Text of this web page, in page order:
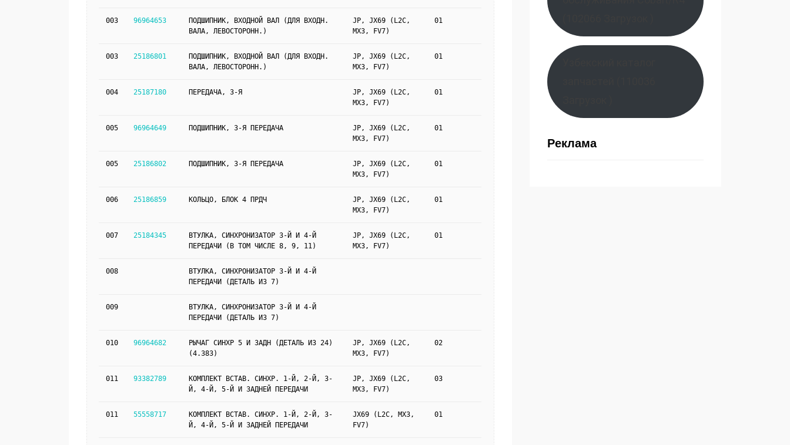
003 96964653
ПОДШИПНИК, ВХОДНОЙ ВАЛ (ДЛЯ ВХОДН.
ВАЛА, ЛЕВОСТОРОНН.)
JP, JX69 (L2C,
MX3, FV7)
01
003 25186801
ПОДШИПНИК, ВХОДНОЙ ВАЛ (ДЛЯ ВХОДН.
ВАЛА, ЛЕВОСТОРОНН.)
JP, JX69 (L2C,
MX3, FV7)
01
004 25187180 ПЕРЕДАЧА, 3-Я
JP, JX69 (L2C,
MX3, FV7)
01
005 96964649 ПОДШИПНИК, 3-Я ПЕРЕДАЧА
JP, JX69 (L2C,
MX3, FV7)
01
005 25186802 ПОДШИПНИК, 3-Я ПЕРЕДАЧА
JP, JX69 (L2C,
MX3, FV7)
01
006 25186859 КОЛЬЦО, БЛОК 4 ПРДЧ
JP, JX69 (L2C,
MX3, FV7)
01
007 25184345
ВТУЛКА, СИНХРОНИЗАТОР 3-Й И 4-Й
ПЕРЕДАЧИ (В ТОМ ЧИСЛЕ 8, 9, 11)
JP, JX69 (L2C,
MX3, FV7)
01
008
ВТУЛКА, СИНХРОНИЗАТОР 3-Й И 4-Й
ПЕРЕДАЧИ (ДЕТАЛЬ ИЗ 7)
009
ВТУЛКА, СИНХРОНИЗАТОР 3-Й И 4-Й
ПЕРЕДАЧИ (ДЕТАЛЬ ИЗ 7)
010 96964682
РЫЧАГ СИНХР 5 И ЗАДН (ДЕТАЛЬ ИЗ 24)
(4.383)
JP, JX69 (L2C,
MX3, FV7)
02
011 93382789
КОМПЛЕКТ ВСТАВ. СИНХР. 1-Й, 2-Й, 3-
Й, 4-Й, 5-Й И ЗАДНЕЙ ПЕРЕДАЧИ
JP, JX69 (L2C,
MX3, FV7)
03
011 55558717
КОМПЛЕКТ ВСТАВ. СИНХР. 1-Й, 2-Й, 3-
Й, 4-Й, 5-Й И ЗАДНЕЙ ПЕРЕДАЧИ
JX69 (L2C, MX3,
FV7)
01
Реклама